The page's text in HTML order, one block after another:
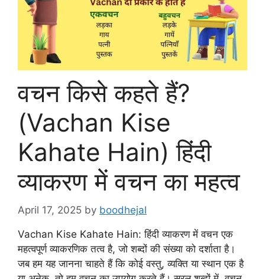
वचन किसे कहते हैं?
(Vachan Kise
Kahate Hain) हिंदी
व्याकरण में वचन का महत्व
April 17, 2025 by boodhejal
Vachan Kise Kahate Hain: हिंदी व्याकरण में वचन एक
महत्वपूर्ण व्याकरणिक तत्व है, जो शब्दों की संख्या को दर्शाता है।
जब हम यह जानना चाहते हैं कि कोई वस्तु, व्यक्ति या स्थान एक है